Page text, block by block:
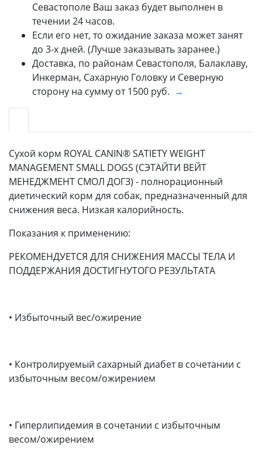
Севастополе Ваш заказ будет выполнен в
течении 24 часов.
Если его нет, то ожидание заказа может занят
до 3-х дней. (Лучше заказывать заранее.)
Доставка, по районам Севастополя, Балаклаву,
Инкерман, Сахарную Головку и Северную
сторону на сумму от 1500 руб. →
Сухой корм ROYAL CANIN® SATIETY WEIGHT
MANAGEMENT SMALL DOGS (СЭТАЙТИ ВЕЙТ
МЕНЕДЖМЕНТ СМОЛ ДОГЗ) - полнорационный
диетический корм для собак, предназначенный для
снижения веса. Низкая калорийность.
Показания к применению:
РЕКОМЕНДУЕТСЯ ДЛЯ СНИЖЕНИЯ МАССЫ ТЕЛА И
ПОДДЕРЖАНИЯ ДОСТИГНУТОГО РЕЗУЛЬТАТА
• Избыточный вес/ожирение
• Контролируемый сахарный диабет в сочетании с
избыточным весом/ожирением
• Гиперлипидемия в сочетании с избыточным
весом/ожирением